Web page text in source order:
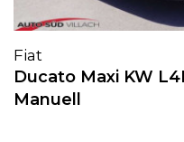
Fiat
Ducato Maxi KW
Manuell